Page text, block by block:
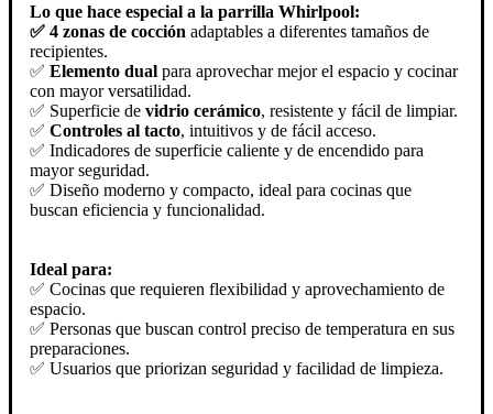
Lo que hace especial a la parrilla Whirlpool:
✅ 4 zonas de cocción adaptables a diferentes tamaños de
recipientes.
✅ Elemento dual para aprovechar mejor el espacio y cocinar
con mayor versatilidad.
✅ Superficie de vidrio cerámico, resistente y fácil de limpiar.
✅ Controles al tacto, intuitivos y de fácil acceso.
✅ Indicadores de superficie caliente y de encendido para
mayor seguridad.
✅ Diseño moderno y compacto, ideal para cocinas que
buscan eficiencia y funcionalidad.
Ideal para:
✅ Cocinas que requieren flexibilidad y aprovechamiento de
espacio.
✅ Personas que buscan control preciso de temperatura en sus
preparaciones.
✅ Usuarios que priorizan seguridad y facilidad de limpieza.